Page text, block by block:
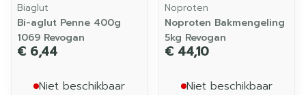
Biaglut
Bi-aglut Penne 400g
1069 Revogan
€ 6,44
Niet beschikbaar
Noproten
Noproten Bakmengeling
5kg Revogan
€ 44,10
Niet beschikbaar